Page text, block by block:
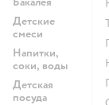
Детские
смеси
Напитки,
соки, воды
Детская
посуда